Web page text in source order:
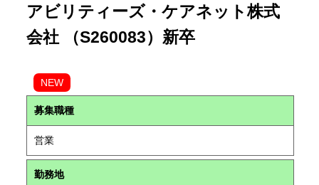
アビリティーズ・ケアネット株式
会社 （S260083）新卒
NEW
募集職種
営業
勤務地